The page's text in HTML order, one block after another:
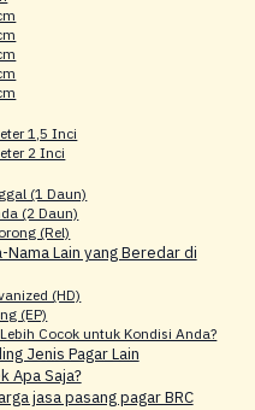
1,5 Inci
2 Inci
(1 Daun)
(2 Daun)
(Rel)
Nama Lain yang Beredar di
(HD)
(EP)
Cocok untuk Kondisi Anda?
Jenis Pagar Lain
Apa Saja?
jasa pasang pagar BRC